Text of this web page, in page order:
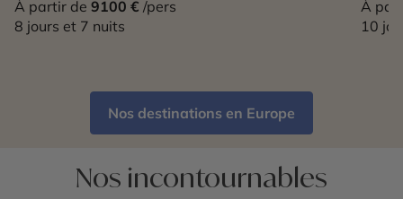
À partir de 9100 € /pers
8 jours et 7 nuits
À
10
Nos destinations en Europe
Nos incontournables